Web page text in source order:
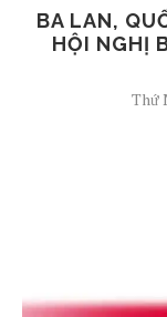
BA LAN,
HỘI NGHỊ
Thứ